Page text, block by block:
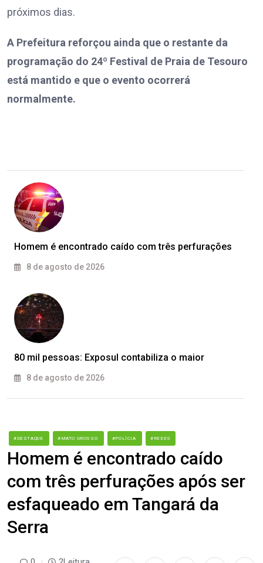
próximos dias.
A Prefeitura reforçou ainda que o restante da
programação do 24º Festival de Praia de Tesouro
está mantido e que o evento ocorrerá
normalmente.
Homem é encontrado caído com três perfurações
8 de agosto de 2026
80 mil pessoas: Exposul contabiliza o maior
8 de agosto de 2026
#DESTAQUE #MATO GROSSO #POLÍCIA #REDES
Homem é encontrado caído
com três perfurações após ser
esfaqueado em Tangará da
Serra